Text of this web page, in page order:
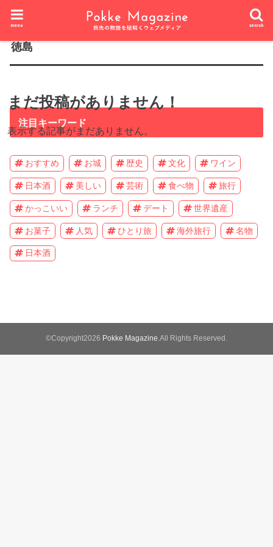
search
menu
HOME 徳島
徳島
まだ投稿がありません！
表示する記事がまだありません。
注目キーワード
おすすめ お城 歴史 文化 ワイン
日本酒 美しい 芸術 食べ物 旅行
かっこいい ランチ デート 世界遺産
お菓子 人気 ひとり旅 海外旅行 名物
日本酒
©Copyright2026 Pokke Magazine .All Rights Reserved.